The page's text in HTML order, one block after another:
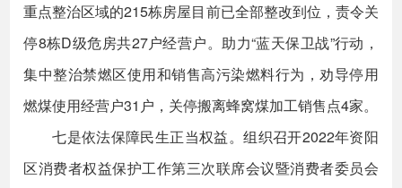
重点整治区域的215栋房屋目前已全部整改到位，责令关
停8栋D级危房共27户经营户。助力“蓝天保卫战”行动，
集中整治禁燃区使用和销售高污染燃料行为，劝导停用
燃煤使用经营户31户，关停搬离蜂窝煤加工销售点4家。
七是依法保障民生正当权益。组织召开2022年资阳
区消费者权益保护工作第三次联席会议暨消费者委员会